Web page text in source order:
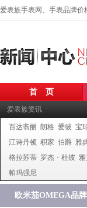
爱表族手表网、手表品牌
首 页
爱表族资讯
百达翡丽 朗格 爱彼 宝
江诗丹顿 积家 伯爵 雅
格拉苏蒂 罗杰・杜彼 雅
帕玛强尼
欧米茄OMEGA品